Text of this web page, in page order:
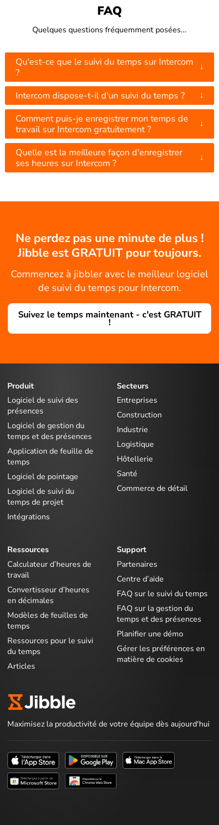
FAQ
Quelques questions fréquemment posées...
Qu'est-ce que le suivi du temps sur Intercom
?
↓
Intercom dispose-t-il d'un suivi du temps ? ↓
Comment puis-je enregistrer mon temps de
travail sur Intercom gratuitement ?
↓
Quelle est la meilleure façon d'enregistrer
ses heures sur Intercom ?
↓
Ne perdez pas une minute de plus !
Jibble est GRATUIT pour toujours.
Commencez à jibbler avec le meilleur logiciel
de suivi du temps pour Intercom.
Suivez le temps maintenant - c'est GRATUIT
!
Produit
Logiciel de suivi des
présences
Logiciel de gestion du
temps et des présences
Application de feuille de
temps
Logiciel de pointage
Logiciel de suivi du
temps de projet
Intégrations
Secteurs
Entreprises
Construction
Industrie
Logistique
Hôtellerie
Santé
Commerce de détail
Ressources
Calculateur d’heures de
travail
Convertisseur d’heures
en décimales
Modèles de feuilles de
temps
Ressources pour le suivi
du temps
Articles
Support
Partenaires
Centre d’aide
FAQ sur le suivi du temps
FAQ sur la gestion du
temps et des présences
Planifier une démo
Gérer les préférences en
matière de cookies
Maximisez la productivité de votre équipe dès aujourd'hui